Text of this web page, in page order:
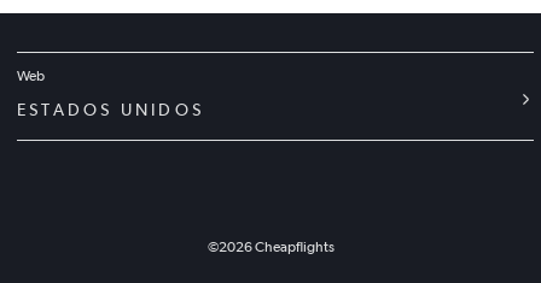
Web
ESTADOS UNIDOS
©2026Cheapflights